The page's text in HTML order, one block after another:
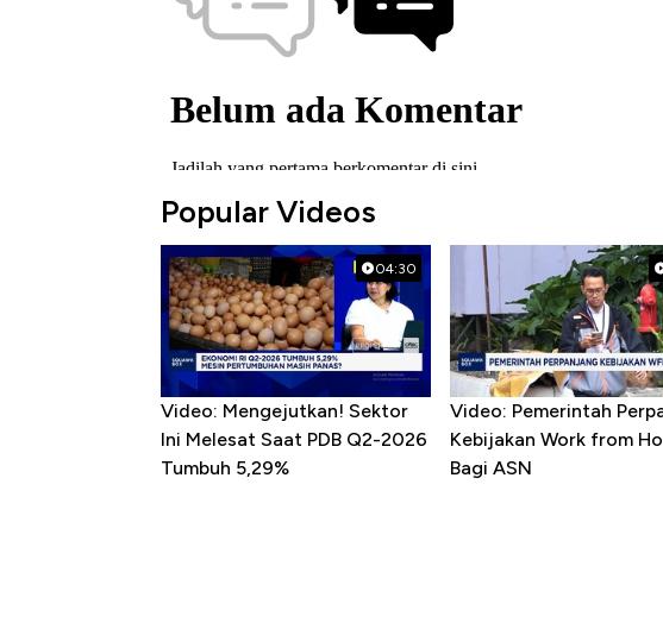
Popular Videos
04:30
Video: Mengejutkan! Sektor
Ini Melesat Saat PDB Q2-2026
Tumbuh 5,29%
Video: Pemerintah
Kebijakan Work from
Bagi ASN